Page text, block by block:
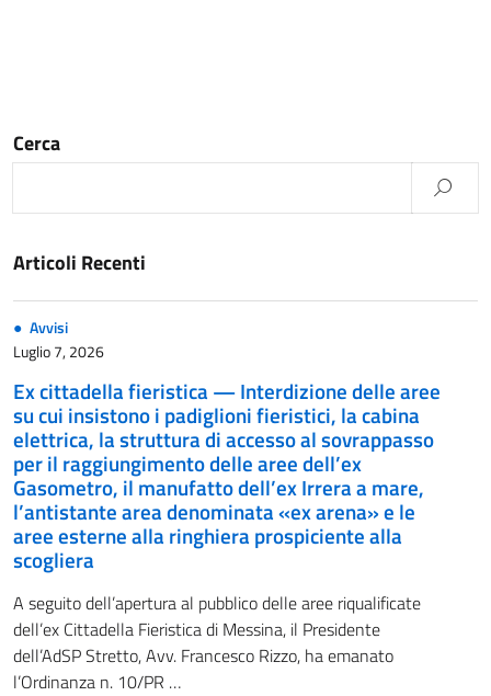
Cerca
Articoli Recenti
Avvisi
Luglio 7, 2026
Ex cittadella fieristica — Interdizione delle aree
su cui insistono i padiglioni fieristici, la cabina
elettrica, la struttura di accesso al sovrappasso
per il raggiungimento delle aree dell’ex
Gasometro, il manufatto dell’ex Irrera a mare,
l’antistante area denominata «ex arena» e le
aree esterne alla ringhiera prospiciente alla
scogliera
A seguito dell’apertura al pubblico delle aree riqualificate
dell’ex Cittadella Fieristica di Messina, il Presidente
dell’AdSP Stretto, Avv. Francesco Rizzo, ha emanato
l’Ordinanza n. 10/PR …